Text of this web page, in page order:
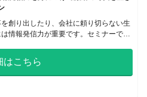
創り出したり、会社に頼り切らない生
情報発信力が重要です。セミナーで学
はこちら